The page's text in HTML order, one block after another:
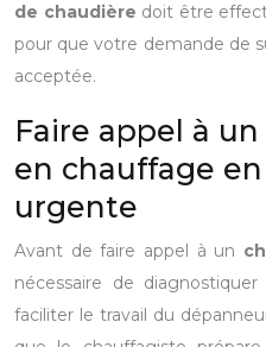
de chaudière doit être
pour que votre demande de
acceptée.
Faire appel à
en chauffage
urgente
Avant de faire appel à un
nécessaire de
faciliter le travail du